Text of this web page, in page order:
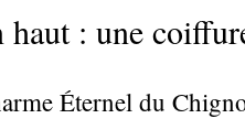
haut : une
Éternel du